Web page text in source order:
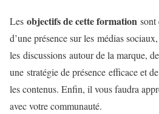
Les objectifs de cette formation sont
d’une présence sur les médias
les discussions autour de la marque,
une stratégie de présence efficace et
les contenus. Enfin, il vous faudra
avec votre communauté.